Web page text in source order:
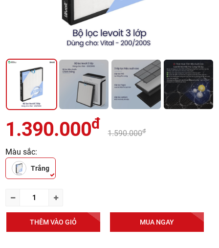
1.390.000đ
1.590.000đ
Màu sắc:
Trắng
THÊM VÀO GIỎ MUA NGAY